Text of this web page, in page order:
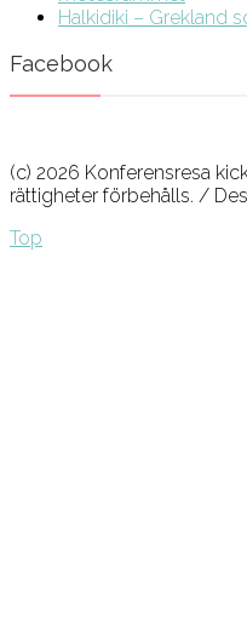
Halkidiki – Grekland
Facebook
(c) 2026 Konferensresa
rättigheter förbehålls. /
Top